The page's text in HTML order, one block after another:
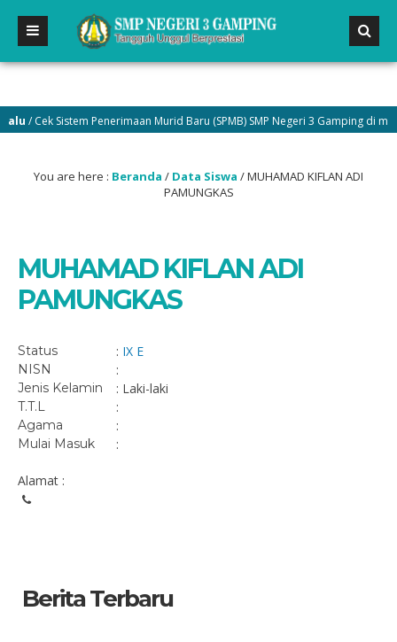
/ Cek Sistem Penerimaan Murid Baru (SPMB) SMP Negeri 3 Gamping di
You are here : Beranda / Data Siswa /MUHAMAD KIFLAN ADI
PAMUNGKAS
MUHAMAD KIFLAN ADI
PAMUNGKAS
Status : IX E
NISN :
Jenis Kelamin : Laki-laki
T.T.L :
Agama :
Mulai Masuk :
Alamat :
Berita Terbaru